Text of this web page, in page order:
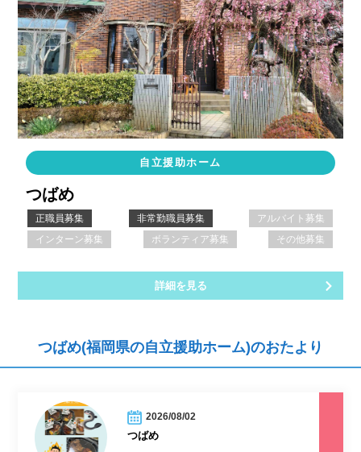
自立援助ホーム
つばめ
正職員募集 非常勤職員募集
アルバイト募集
インターン募集
ボランティア募集 その他募集
詳細を見る
つばめ(福岡県の自立援助ホーム)のおたより
2026/08/02
つばめ